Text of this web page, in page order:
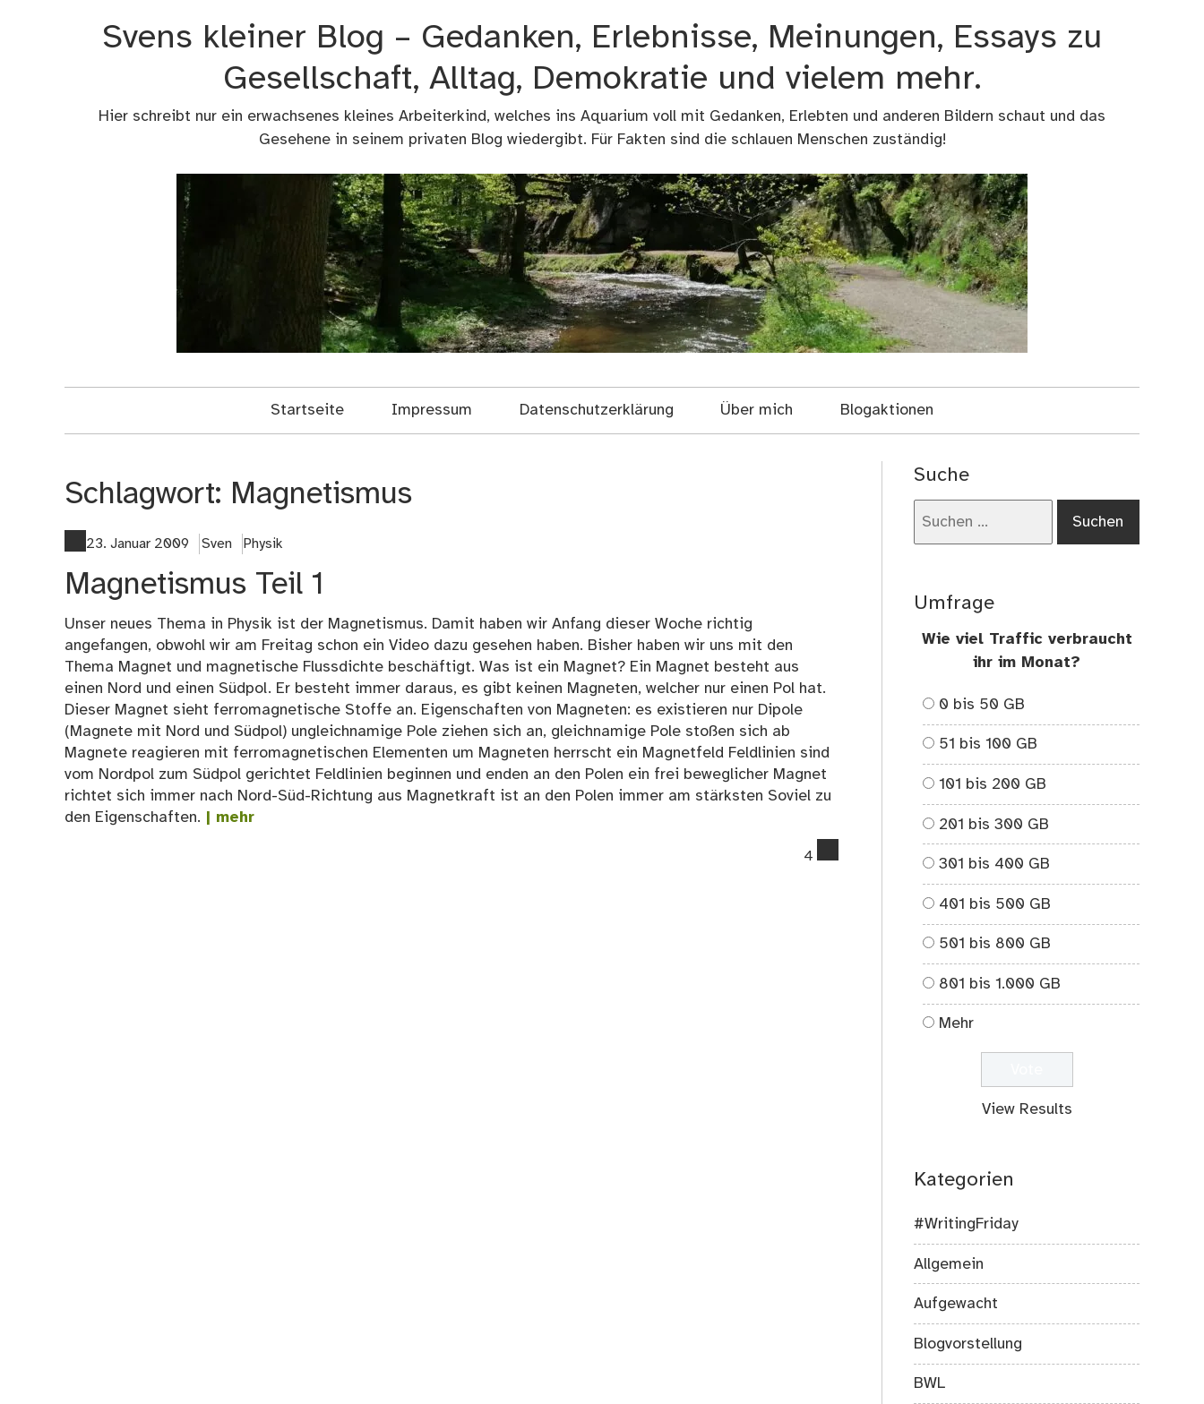
Svens kleiner Blog – Gedanken, Erlebnisse, Meinungen, Essays zu
Gesellschaft, Alltag, Demokratie und vielem mehr.
Hier schreibt nur ein erwachsenes kleines Arbeiterkind, welches ins Aquarium voll mit Gedanken, Erlebten und anderen Bildern schaut und das
Gesehene in seinem privaten Blog wiedergibt. Für Fakten sind die schlauen Menschen zuständig!
Startseite Impressum Datenschutzerklärung Über mich Blogaktionen
Schlagwort: Magnetismus
23. Januar 2009 Sven Physik
Magnetismus Teil 1
Unser neues Thema in Physik ist der Magnetismus. Damit haben wir Anfang dieser Woche richtig
angefangen, obwohl wir am Freitag schon ein Video dazu gesehen haben. Bisher haben wir uns mit den
Thema Magnet und magnetische Flussdichte beschäftigt. Was ist ein Magnet? Ein Magnet besteht aus
einen Nord und einen Südpol. Er besteht immer daraus, es gibt keinen Magneten, welcher nur einen Pol hat.
Dieser Magnet sieht ferromagnetische Stoffe an. Eigenschaften von Magneten: es existieren nur Dipole
(Magnete mit Nord und Südpol) ungleichnamige Pole ziehen sich an, gleichnamige Pole stoßen sich ab
Magnete reagieren mit ferromagnetischen Elementen um Magneten herrscht ein Magnetfeld Feldlinien sind
vom Nordpol zum Südpol gerichtet Feldlinien beginnen und enden an den Polen ein frei beweglicher Magnet
richtet sich immer nach Nord-Süd-Richtung aus Magnetkraft ist an den Polen immer am stärksten Soviel zu
den Eigenschaften. | mehr
4
Suche
Umfrage
Wie viel Traffic verbraucht
ihr im Monat?
0 bis 50 GB
51 bis 100 GB
101 bis 200 GB
201 bis 300 GB
301 bis 400 GB
401 bis 500 GB
501 bis 800 GB
801 bis 1.000 GB
Mehr
View Results
Kategorien
#WritingFriday
Allgemein
Aufgewacht
Blogvorstellung
BWL